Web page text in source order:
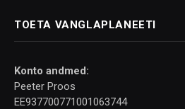
TOETA VANGLAPLANEETI
Konto andmed:
Peeter Proos
EE937700771001063744